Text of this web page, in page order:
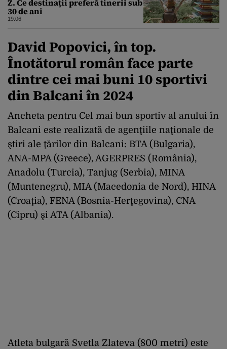
Z. Ce destinații preferă tinerii sub
30 de ani
19:06
David Popovici, în top.
Înotătorul român face parte
dintre cei mai buni 10 sportivi
din Balcani în 2024
Ancheta pentru Cel mai bun sportiv al anului în
Balcani este realizată de agenţiile naţionale de
ştiri ale ţărilor din Balcani: BTA (Bulgaria),
ANA-MPA (Greece), AGERPRES (România),
Anadolu (Turcia), Tanjug (Serbia), MINA
(Muntenegru), MIA (Macedonia de Nord), HINA
(Croaţia), FENA (Bosnia-Herţegovina), CNA
(Cipru) şi ATA (Albania).
Atleta bulgară Svetla Zlateva (800 metri) este